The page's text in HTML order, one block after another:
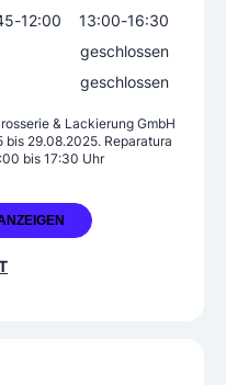
-12:00 13:00-16:30
geschlossen
geschlossen
& Lackierung GmbH
29.08.2025. Reparatura
bis 17:30 Uhr